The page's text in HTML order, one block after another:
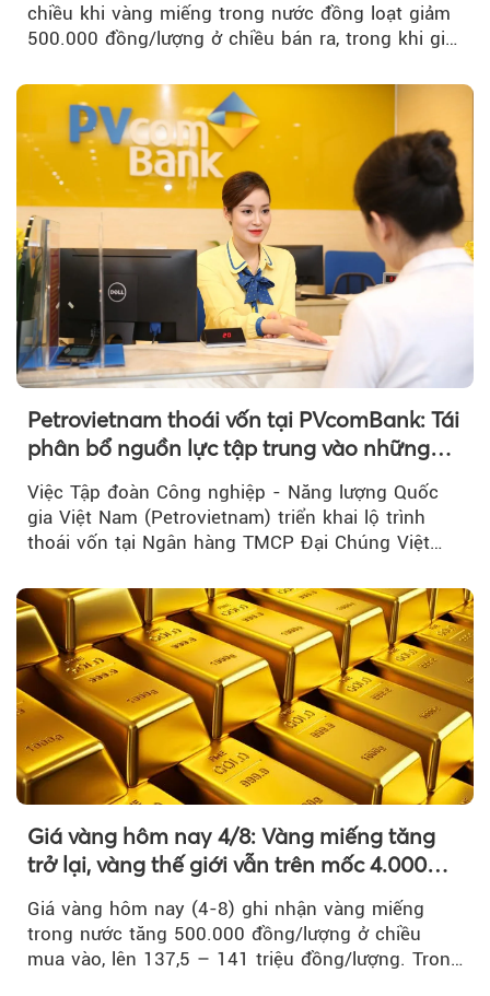
chiều khi vàng miếng trong nước đồng loạt giảm
500.000 đồng/lượng ở chiều bán ra, trong khi giá
thương hiệu.
Petrovietnam thoái vốn tại PVcomBank: Tái
phân bổ nguồn lực tập trung vào những
Việc Tập đoàn Công nghiệp - Năng lượng Quốc
gia Việt Nam (Petrovietnam) triển khai lộ trình
thoái vốn tại Ngân hàng TMCP Đại Chúng Việt
Giá vàng hôm nay 4/8: Vàng miếng tăng
trở lại, vàng thế giới vẫn trên mốc 4.000
Giá vàng hôm nay (4-8) ghi nhận vàng miếng
trong nước tăng 500.000 đồng/lượng ở chiều
mua vào, lên 137,5 – 141 triệu đồng/lượng. Trong